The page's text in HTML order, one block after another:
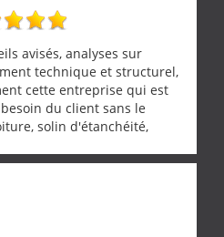
avisés, analyses sur
technique et structurel,
cette entreprise qui est
du client sans le
solin d'étanchéité,
a été parfaitement mis en
confiance assurée.